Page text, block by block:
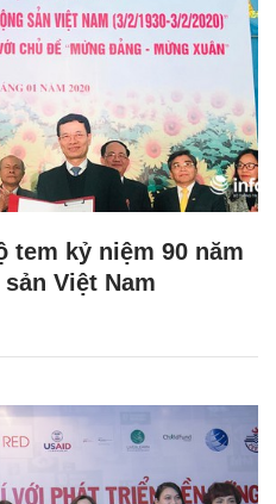
tem kỷ niệm 90 năm
Việt Nam